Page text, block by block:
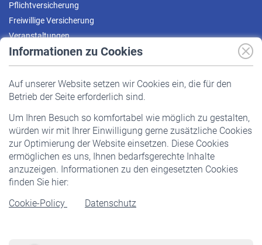
Informationen zu Cookies
Auf unserer Website setzen wir Cookies ein, die für den
Betrieb der Seite erforderlich sind.
Um Ihren Besuch so komfortabel wie möglich zu gestalten,
würden wir mit Ihrer Einwilligung gerne zusätzliche Cookies
zur Optimierung der Website einsetzen. Diese Cookies
ermöglichen es uns, Ihnen bedarfsgerechte Inhalte
anzuzeigen. Informationen zu den eingesetzten Cookies
finden Sie hier:
Cookie-Policy
Datenschutz
Pflichtversicherung
Freiwillige Versicherung
Veranstaltungen
Pflichtversicherung
Staatliche Förderung
Veranstaltungen
Rentner
Rentenbeginn
Rente beantragen